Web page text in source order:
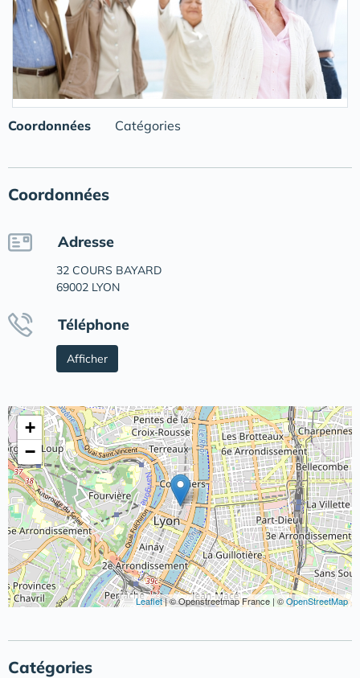
Coordonnées Catégories
Coordonnées
Adresse
32 COURS BAYARD
69002 LYON
Téléphone
Afficher
+
−
Leaflet|© Openstreetmap France | ©OpenStreetMap
Catégories